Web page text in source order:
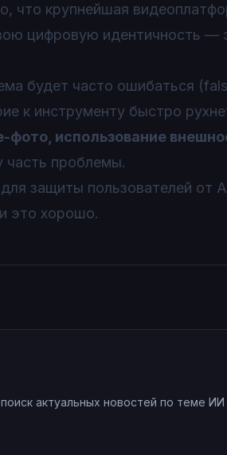
что крупнейшая
цифровую идентичность —
будет часто ошибаться
к инструменту быстро
использование
часть проблемы.
защиты пользователей от
это хорошо.
актуальных новостей по теме ИИ